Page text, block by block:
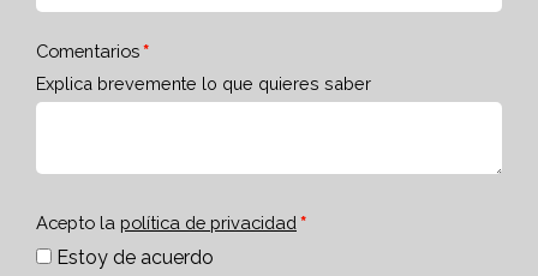
Comentarios
Explica brevemente lo que quieres saber
Acepto la política de privacidad
Estoy de acuerdo